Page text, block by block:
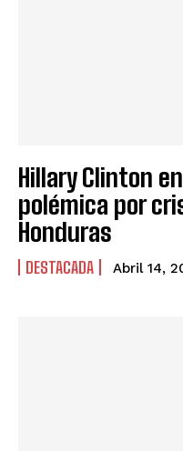
Hillary Clinton
polémica por
Honduras
DESTACADA Abril 14,